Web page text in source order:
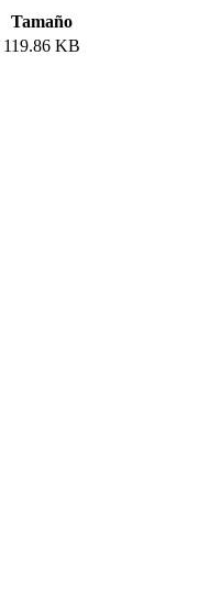
Tamaño
119.86 KB